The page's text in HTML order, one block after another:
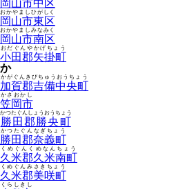
岡山市中区
岡山市東区
おかやましひがしく
岡山市南区
おかやましみなみく
小田郡矢掛町
おだぐんやかげちょう
か
加賀郡吉備中央町
かがぐんきびちゅうおうちょう
笠岡市
かさおかし
勝田郡勝央町
かつたぐんしょうおうちょう
勝田郡奈義町
かつたぐんなぎちょう
久米郡久米南町
くめぐんくめなんちょう
久米郡美咲町
くめぐんみさきちょう
くらしきし